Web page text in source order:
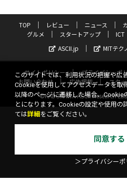
TOP レビュー ニュース
グルメ
スタートアップ ICT
ASCII.jp
MITテク
サイトポリシー プライバシーポ
お問い合わせ
広告掲載 スタ
©KADOKAWA ASCII Research
このサイトでは、利用状況の把握や広
Cookieを使用してアクセスデータを取
以降のページに遷移した場合、Cookie
とになります。Cookieの設定や使用の
ては詳細 をご覧ください。
同意する
＞プライバシーポ